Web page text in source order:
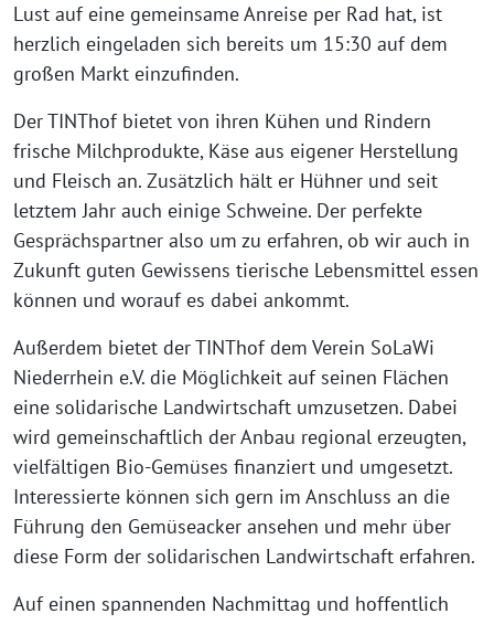
Lust auf eine gemeinsame Anreise per Rad hat, ist
herzlich eingeladen sich bereits um 15:30 auf dem
großen Markt einzufinden.
Der TINThof bietet von ihren Kühen und Rindern
frische Milchprodukte, Käse aus eigener Herstellung
und Fleisch an. Zusätzlich hält er Hühner und seit
letztem Jahr auch einige Schweine. Der perfekte
Gesprächspartner also um zu erfahren, ob wir auch in
Zukunft guten Gewissens tierische Lebensmittel essen
können und worauf es dabei ankommt.
Außerdem bietet der TINThof dem Verein SoLaWi
Niederrhein e.V. die Möglichkeit auf seinen Flächen
eine solidarische Landwirtschaft umzusetzen. Dabei
wird gemeinschaftlich der Anbau regional erzeugten,
vielfältigen Bio-Gemüses finanziert und umgesetzt.
Interessierte können sich gern im Anschluss an die
Führung den Gemüseacker ansehen und mehr über
diese Form der solidarischen Landwirtschaft erfahren.
Auf einen spannenden Nachmittag und hoffentlich